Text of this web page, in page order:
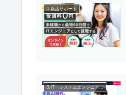
0.就活サポート
3.IT・システムエンジニアの転職